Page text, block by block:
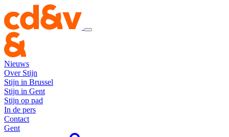
Nieuws
Over Stijn
Stijn in Brussel
Stijn in Gent
Stijn op pad
In de pers
Contact
Gent